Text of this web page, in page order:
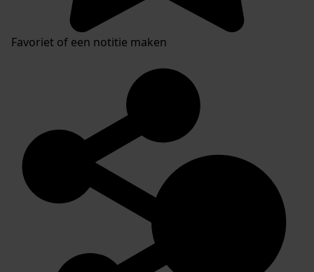
Favoriet of een notitie maken